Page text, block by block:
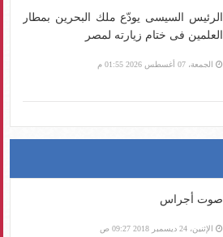
الرئيس السيسى يودّع ملك البحرين بمطار
العلمين فى ختام زيارته لمصر
الجمعة، 07 أغسطس 2026 01:55 م
صوت أجراس
الإثنين، 24 ديسمبر 2018 09:27 ص